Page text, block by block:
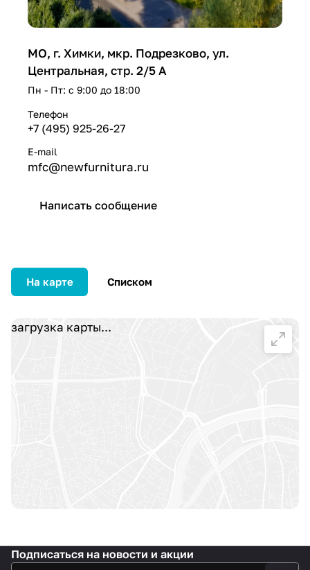
На карте Списком
загрузка карты...
МО, г. Химки, мкр. Подрезково, ул.
Центральная, стр. 2/5 А
Пн - Пт: с 9:00 до 18:00
Телефон
+7 (495) 925-26-27
E-mail
mfc@newfurnitura.ru
Написать сообщение
Подписаться на новости и акции